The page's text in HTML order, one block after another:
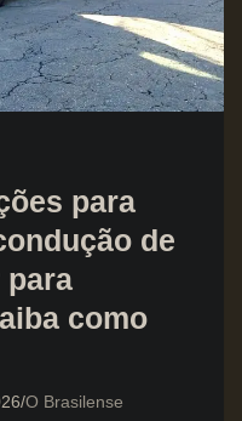
para
de
como
O Brasilense